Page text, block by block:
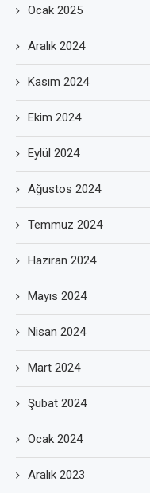
Ocak 2025
Aralık 2024
Kasım 2024
Ekim 2024
Eylül 2024
Ağustos 2024
Temmuz 2024
Haziran 2024
Mayıs 2024
Nisan 2024
Mart 2024
Şubat 2024
Ocak 2024
Aralık 2023